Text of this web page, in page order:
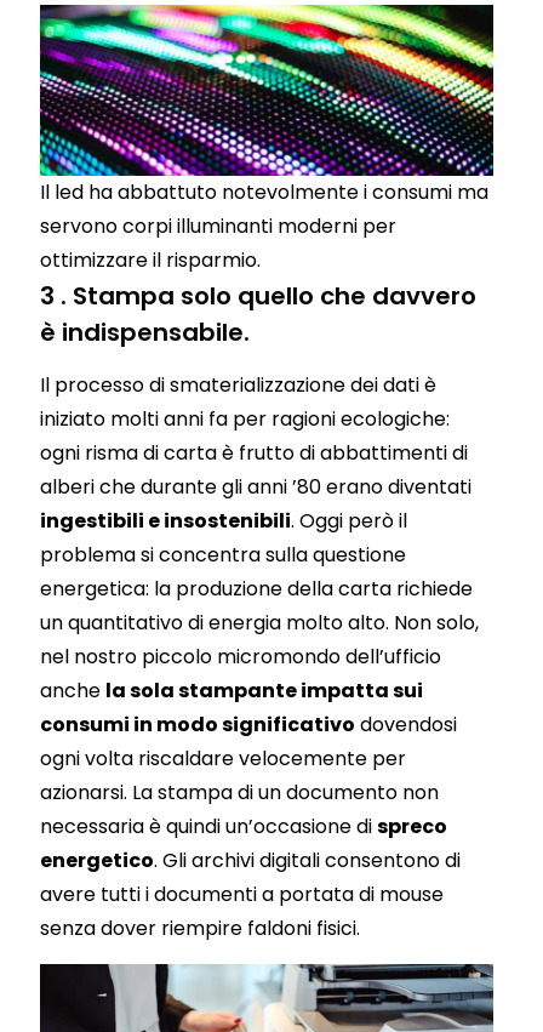
Il led ha abbattuto notevolmente i consumi ma
servono corpi illuminanti moderni per
ottimizzare il risparmio.
3 . Stampa solo quello che davvero
è indispensabile.
Il processo di smaterializzazione dei dati è
iniziato molti anni fa per ragioni ecologiche:
ogni risma di carta è frutto di abbattimenti di
alberi che durante gli anni ’80 erano diventati
ingestibili e insostenibili. Oggi però il
problema si concentra sulla questione
energetica: la produzione della carta richiede
un quantitativo di energia molto alto. Non solo,
nel nostro piccolo micromondo dell’ufficio
anche la sola stampante impatta sui
consumi in modo significativo dovendosi
ogni volta riscaldare velocemente per
azionarsi. La stampa di un documento non
necessaria è quindi un’occasione dispreco
energetico. Gli archivi digitali consentono di
avere tutti i documenti a portata di mouse
senza dover riempire faldoni fisici.